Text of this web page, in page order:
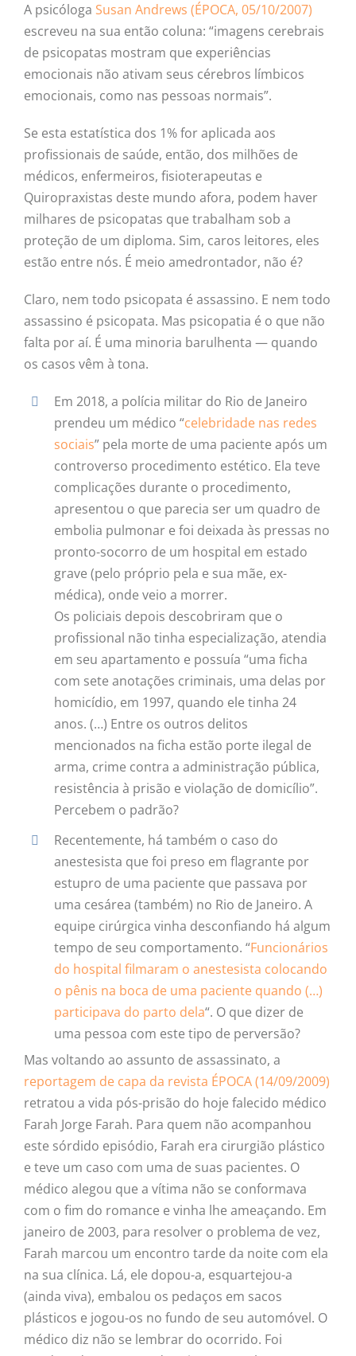
A psicóloga Susan Andrews (ÉPOCA, 05/10/2007)
escreveu na sua então coluna: “imagens cerebrais
de psicopatas mostram que experiências
emocionais não ativam seus cérebros límbicos
emocionais, como nas pessoas normais”.
Se esta estatística dos 1% for aplicada aos
profissionais de saúde, então, dos milhões de
médicos, enfermeiros, fisioterapeutas e
Quiropraxistas deste mundo afora, podem haver
milhares de psicopatas que trabalham sob a
proteção de um diploma. Sim, caros leitores, eles
estão entre nós. É meio amedrontador, não é?
Claro, nem todo psicopata é assassino. E nem todo
assassino é psicopata. Mas psicopatia é o que não
falta por aí. É uma minoria barulhenta — quando
os casos vêm à tona.
Em 2018, a polícia militar do Rio de Janeiro
prendeu um médico “celebridade nas redes
sociais” pela morte de uma paciente após um
controverso procedimento estético. Ela teve
complicações durante o procedimento,
apresentou o que parecia ser um quadro de
embolia pulmonar e foi deixada às pressas no
pronto-socorro de um hospital em estado
grave (pelo próprio pela e sua mãe, ex-
médica), onde veio a morrer.
Os policiais depois descobriram que o
profissional não tinha especialização, atendia
em seu apartamento e possuía “uma ficha
com sete anotações criminais, uma delas por
homicídio, em 1997, quando ele tinha 24
anos. (…) Entre os outros delitos
mencionados na ficha estão porte ilegal de
arma, crime contra a administração pública,
resistência à prisão e violação de domicílio”.
Percebem o padrão?
Recentemente, há também o caso do
anestesista que foi preso em flagrante por
estupro de uma paciente que passava por
uma cesárea (também) no Rio de Janeiro. A
equipe cirúrgica vinha desconfiando há algum
tempo de seu comportamento. “Funcionários
do hospital filmaram o anestesista colocando
o pênis na boca de uma paciente quando (…)
participava do parto dela“. O que dizer de
uma pessoa com este tipo de perversão?
Mas voltando ao assunto de assassinato, a
reportagem de capa da revista ÉPOCA (14/09/2009)
retratou a vida pós-prisão do hoje falecido médico
Farah Jorge Farah. Para quem não acompanhou
este sórdido episódio, Farah era cirurgião plástico
e teve um caso com uma de suas pacientes. O
médico alegou que a vítima não se conformava
com o fim do romance e vinha lhe ameaçando. Em
janeiro de 2003, para resolver o problema de vez,
Farah marcou um encontro tarde da noite com ela
na sua clínica. Lá, ele dopou-a, esquartejou-a
(ainda viva), embalou os pedaços em sacos
plásticos e jogou-os no fundo de seu automóvel. O
médico diz não se lembrar do ocorrido. Foi